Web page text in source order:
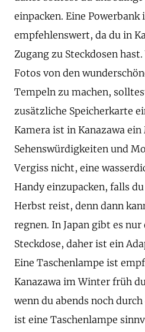
einpacken. Eine Powerbank
empfehlenswert, da du in
Zugang zu Steckdosen
Fotos von den
Tempeln zu machen,
zusätzliche Speicherkarte
Kamera ist in Kanazawa
Sehenswürdigkeiten und
Vergiss nicht, eine
Handy einzupacken, falls
Herbst reist, denn dann
regnen. In Japan gibt es
Steckdose, daher ist ein
Eine Taschenlampe ist
Kanazawa im Winter früh
wenn du abends noch
ist eine Taschenlampe